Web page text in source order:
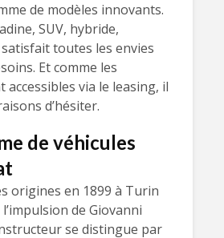
de modèles innovants.
SUV, hybride,
toutes les envies
Et comme les
accessibles via le leasing, il
d’hésiter.
de véhicules
origines en 1899 à Turin
de Giovanni
se distingue par